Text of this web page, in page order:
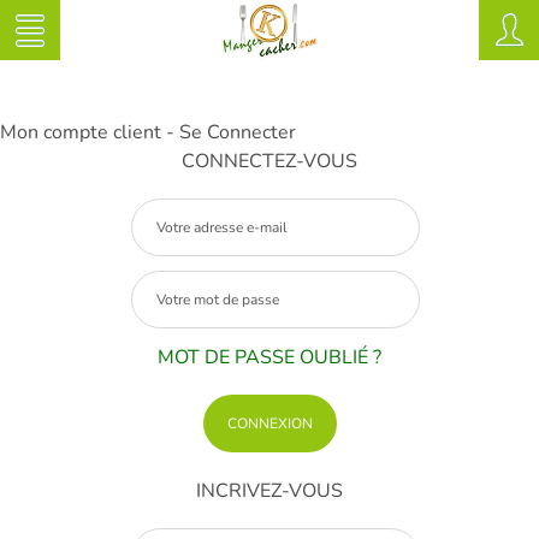
Mon compte client - Se Connecter
CONNECTEZ-VOUS
MOT DE PASSE OUBLIÉ ?
INCRIVEZ-VOUS